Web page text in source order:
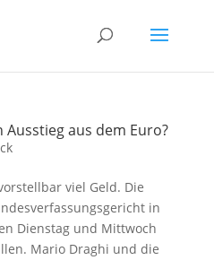
aus dem Euro?
viel Geld. Die
in
Dienstag und Mittwoch
Mario Draghi und die